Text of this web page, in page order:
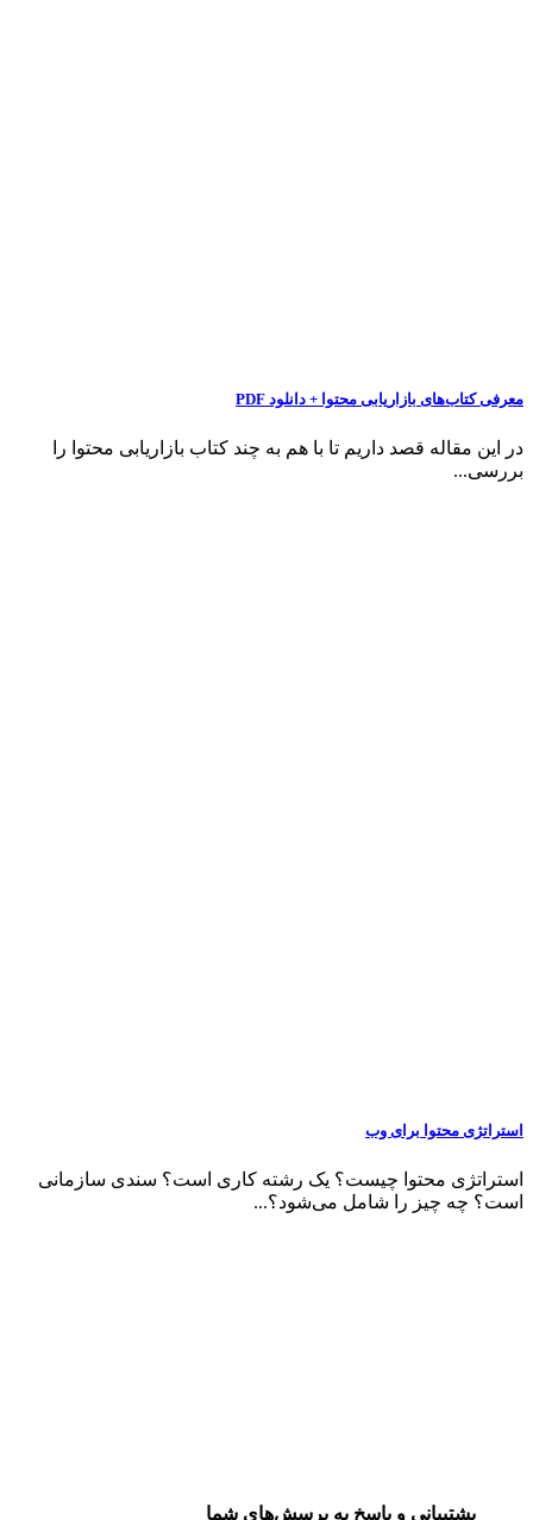
معرفی کتاب‌های بازاریابی محتوا + دانلود PDF
در این مقاله قصد داریم تا با هم به چند کتاب بازاریابی محتوا را
بررسی...
استراتژی محتوا برای وب
استراتژی محتوا چیست؟ یک رشته کاری است؟ سندی سازمانی
است؟ چه چیز را شامل می‌شود؟...
پشتیبانی و پاسخ به پرسش‌های شما